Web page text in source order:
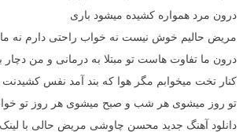
درون مرد همواره کشیده میشود باری
مریض حالیم خوش نیست نه خواب راحتی دارم نه
درون ما تفاوت هاست تو مبتلا به درمانی و من دچار
کنار تخت میخوابم مگر هوا که بند آمد نفس کشیدنت
تو روز میشوی هر شب و صبح میشوی هر روز تو
دانلود آهنگ جدید محسن چاوشی مریض حالی با